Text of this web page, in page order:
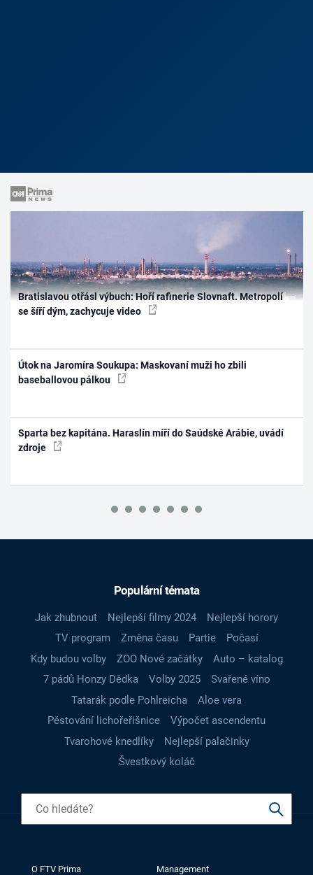
Bratislavou otřásl výbuch: Hoří rafinerie Slovnaft. Metropolí
se šíří dým, zachycuje video
Útok na Jaromíra Soukupa: Maskovaní muži ho zbili
baseballovou pálkou
Sparta bez kapitána. Haraslín míří do Saúdské Arábie, uvádí
zdroje
Populární témata
Jak zhubnout Nejlepší filmy 2024
Nejlepší horory
TV program
Změna času Partie
Počasí
Kdy budou volby
ZOO Nové začátky
Auto – katalog
7 pádů Honzy Dědka
Volby 2025
Svařené víno
Tatarák podle Pohlreicha
Aloe vera
Pěstování lichořeřišnice
Výpočet ascendentu
Tvarohové knedlíky
Nejlepší palačinky
Švestkový koláč
O FTV Prima Management